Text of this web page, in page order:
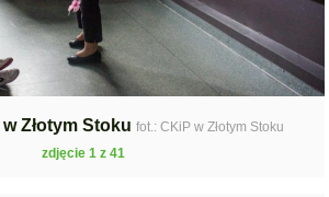
Złotym Stoku fot.: CKiP w Złotym Stoku
zdjęcie 1 z 41